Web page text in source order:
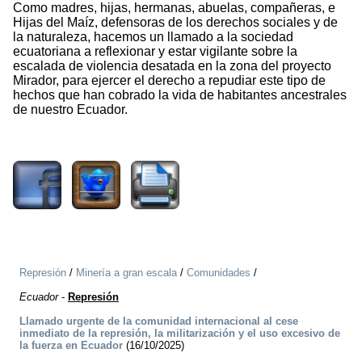
Como madres, hijas, hermanas, abuelas, compañeras, e
Hijas del Maíz, defensoras de los derechos sociales y de
la naturaleza, hacemos un llamado a la sociedad
ecuatoriana a reflexionar y estar vigilante sobre la
escalada de violencia desatada en la zona del proyecto
Mirador, para ejercer el derecho a repudiar este tipo de
hechos que han cobrado la vida de habitantes ancestrales
de nuestro Ecuador.
Represión / Minería a gran escala/ Comunidades /
Ecuador- Represión
Llamado urgente de la comunidad internacional al cese
inmediato de la represión, la militarización y el uso excesivo de
la fuerza en Ecuador (16/10/2025)